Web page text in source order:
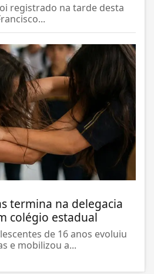
registrado na tarde desta
termina na delegacia
colégio estadual
de 16 anos evoluiu
e mobilizou a...